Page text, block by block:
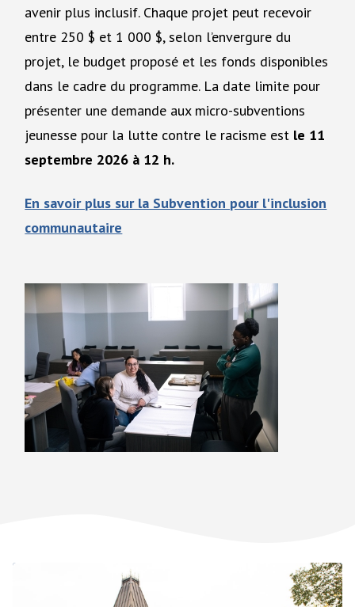
avenir plus inclusif. Chaque projet peut recevoir
entre 250 $ et 1 000 $, selon l’envergure du
projet, le budget proposé et les fonds disponibles
dans le cadre du programme. La date limite pour
présenter une demande aux micro-subventions
jeunesse pour la lutte contre le racisme est le 11
septembre 2026 à 12 h.
En savoir plus sur la Subvention pour l'inclusion
communautaire